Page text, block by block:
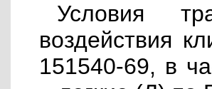
Условия
воздействия
151540-69, в